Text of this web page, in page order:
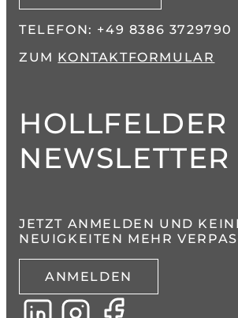
TELEFON: +49 8386 3729790
ZUM KONTAKTFORMULAR
HOLLFELDER
NEWSLETTER
JETZT ANMELDEN UND
NEUIGKEITEN MEHR
ANMELDEN